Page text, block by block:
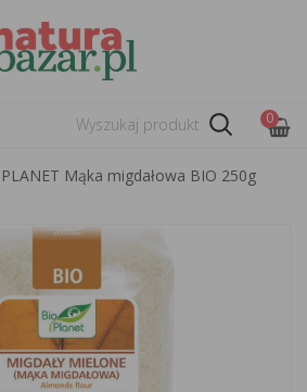
0
Mąka migdałowa BIO 250g